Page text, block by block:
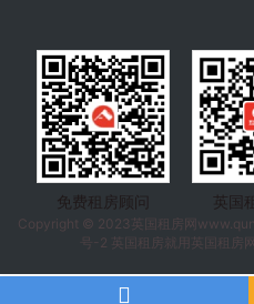
免费租房顾问 英国
Copyright © 2023 英国租房 网
号-2 英国租房就用英国租房